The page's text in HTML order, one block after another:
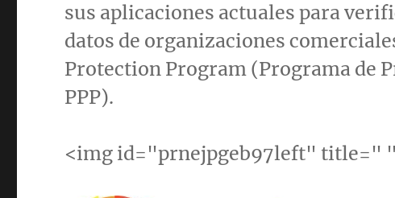
sus aplicaciones actuales para
datos de organizaciones
Protection Program (Programa de
PPP).
<img id="prnejpgeb97left" title="